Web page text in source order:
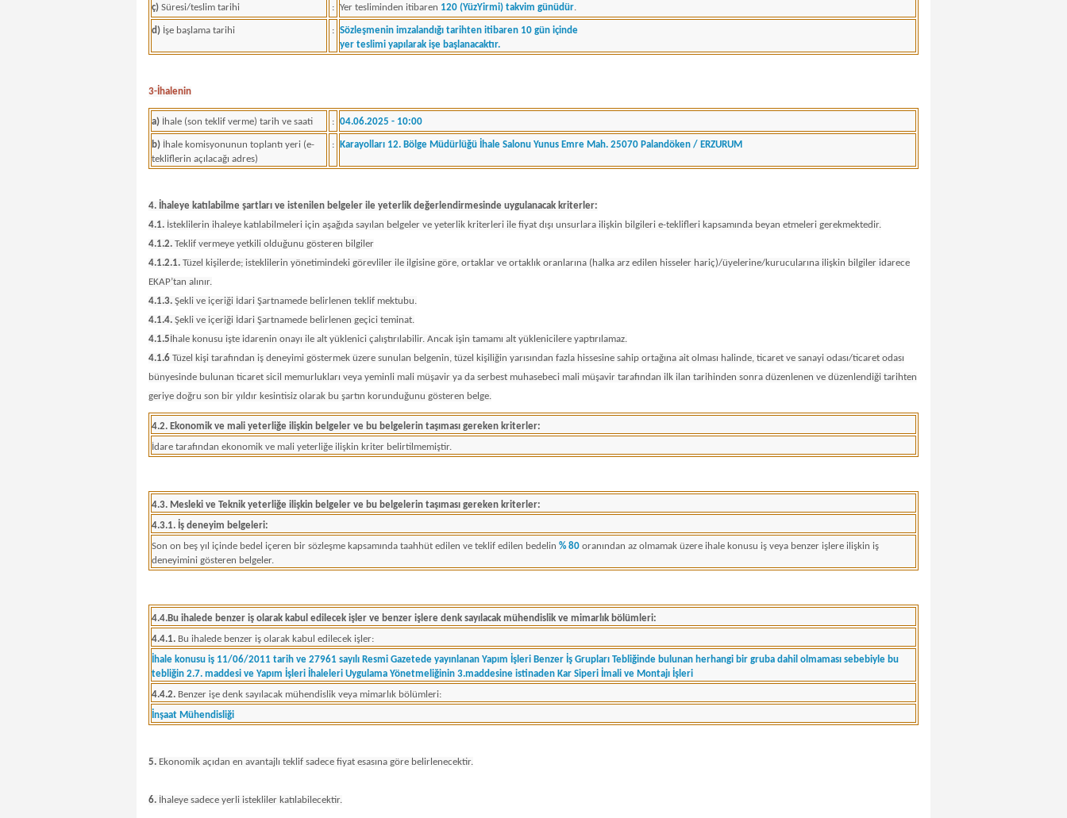
ç) Süresi/teslim tarihi : Yer tesliminden itibaren 120 (YüzYirmi) takvim günüdür.
d) İşe başlama tarihi : Sözleşmenin imzalandığı tarihten itibaren 10 gün içinde
yer teslimi yapılarak işe başlanacaktır.
3-İhalenin
a) İhale (son teklif verme) tarih ve saati : 04.06.2025 - 10:00
b) İhale komisyonunun toplantı yeri (e-
tekliflerin açılacağı adres)
: Karayolları 12. Bölge Müdürlüğü İhale Salonu Yunus Emre Mah. 25070 Palandöken / ERZURUM
4. İhaleye katılabilme şartları ve istenilen belgeler ile yeterlik değerlendirmesinde uygulanacak kriterler:
4.1. İsteklilerin ihaleye katılabilmeleri için aşağıda sayılan belgeler ve yeterlik kriterleri ile fiyat dışı unsurlara ilişkin bilgileri e-teklifleri kapsamında beyan etmeleri gerekmektedir.
4.1.2. Teklif vermeye yetkili olduğunu gösteren bilgiler
4.1.2.1. Tüzel kişilerde; isteklilerin yönetimindeki görevliler ile ilgisine göre, ortaklar ve ortaklık oranlarına (halka arz edilen hisseler hariç)/üyelerine/kurucularına ilişkin bilgiler idarece
EKAP’tan alınır.
4.1.3. Şekli ve içeriği İdari Şartnamede belirlenen teklif mektubu.
4.1.4. Şekli ve içeriği İdari Şartnamede belirlenen geçici teminat.
4.1.5 İhale konusu işte idarenin onayı ile alt yüklenici çalıştırılabilir. Ancak işin tamamı alt yüklenicilere yaptırılamaz.
4.1.6 Tüzel kişi tarafından iş deneyimi göstermek üzere sunulan belgenin, tüzel kişiliğin yarısından fazla hissesine sahip ortağına ait olması halinde, ticaret ve sanayi odası/ticaret odası
bünyesinde bulunan ticaret sicil memurlukları veya yeminli mali müşavir ya da serbest muhasebeci mali müşavir tarafından ilk ilan tarihinden sonra düzenlenen ve düzenlendiği tarihten
geriye doğru son bir yıldır kesintisiz olarak bu şartın korunduğunu gösteren belge.
4.2. Ekonomik ve mali yeterliğe ilişkin belgeler ve bu belgelerin taşıması gereken kriterler:
İdare tarafından ekonomik ve mali yeterliğe ilişkin kriter belirtilmemiştir.
4.3. Mesleki ve Teknik yeterliğe ilişkin belgeler ve bu belgelerin taşıması gereken kriterler:
4.3.1. İş deneyim belgeleri:
Son on beş yıl içinde bedel içeren bir sözleşme kapsamında taahhüt edilen ve teklif edilen bedelin % 80 oranından az olmamak üzere ihale konusu iş veya benzer işlere ilişkin iş
deneyimini gösteren belgeler.
4.4.Bu ihalede benzer iş olarak kabul edilecek işler ve benzer işlere denk sayılacak mühendislik ve mimarlık bölümleri:
4.4.1. Bu ihalede benzer iş olarak kabul edilecek işler:
İhale konusu iş 11/06/2011 tarih ve 27961 sayılı Resmi Gazetede yayınlanan Yapım İşleri Benzer İş Grupları Tebliğinde bulunan herhangi bir gruba dahil olmaması sebebiyle bu
tebliğin 2.7. maddesi ve Yapım İşleri İhaleleri Uygulama Yönetmeliğinin 3.maddesine istinaden Kar Siperi İmali ve Montajı İşleri
4.4.2. Benzer işe denk sayılacak mühendislik veya mimarlık bölümleri:
İnşaat Mühendisliği
5. Ekonomik açıdan en avantajlı teklif sadece fiyat esasına göre belirlenecektir.
6. İhaleye sadece yerli istekliler katılabilecektir.